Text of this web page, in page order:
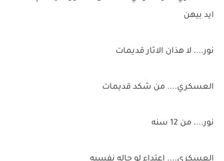
ايد بيهن
نور.... لا هذان الاثار قديمات
العسكري.... من شكد قديمات
نور.... من 12 سنه
العسكري.... اعتداء لو حاله نفسيه